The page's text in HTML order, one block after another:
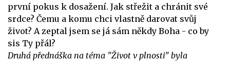
první pokus k dosažení. Jak střežit a chránit své
srdce? Čemu a komu chci vlastně darovat svůj
život? A zeptal jsem se já sám někdy Boha - co by
sis Ty přál?
Druhá přednáška na téma "Život v plnosti" byla